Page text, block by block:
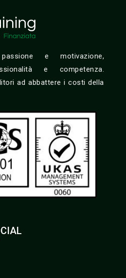
e motivazione,
e competenza.
ad abbattere i costi della